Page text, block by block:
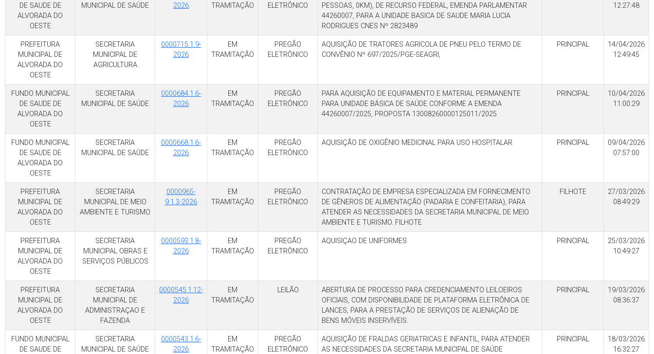
DE SAUDE DE
ALVORADA DO
OESTE
MUNICIPAL DE SAÚDE
2026
TRAMITAÇÃO
ELETRÔNICO
PESSOAS, 0KM), DE RECURSO FEDERAL, EMENDA PARLAMENTAR
44260007, PARA A UNIDADE BASICA DE SAUDE MARIA LUCIA
RODRIGUES CNES Nº 2823489
12:27:48
PREFEITURA
MUNICIPAL DE
ALVORADA DO
OESTE
SECRETARIA
MUNICIPAL DE
AGRICULTURA
0000715.1.9-
2026
EM
TRAMITAÇÃO
PREGÃO
ELETRÔNICO
AQUISIÇÃO DE TRATORES AGRICOLA DE PNEU PELO TERMO DE
CONVÊNIO Nº 697/2025/PGE-SEAGRI,
PRINCIPAL
14/04/2026
12:49:45
FUNDO MUNICIPAL
DE SAUDE DE
ALVORADA DO
OESTE
SECRETARIA
MUNICIPAL DE SAÚDE
0000684.1.6-
2026
EM
TRAMITAÇÃO
PREGÃO
ELETRÔNICO
PARA AQUISIÇÃO DE EQUIPAMENTO E MATERIAL PERMANENTE
PARA UNIDADE BÁSICA DE SAÚDE CONFORME A EMENDA
44260007/2025, PROPOSTA 13008260000125011/2025
PRINCIPAL
10/04/2026
11:00:29
FUNDO MUNICIPAL
DE SAUDE DE
ALVORADA DO
OESTE
SECRETARIA
MUNICIPAL DE SAÚDE
0000668.1.6-
2026
EM
TRAMITAÇÃO
PREGÃO
ELETRÔNICO
AQUISIÇÃO DE OXIGÊNIO MEDICINAL PARA USO HOSPITALAR PRINCIPAL
09/04/2026
07:57:00
PREFEITURA
MUNICIPAL DE
ALVORADA DO
OESTE
SECRETARIA
MUNICIPAL DE MEIO
AMBIENTE E TURISMO
0000965-
9.1.3-2026
EM
TRAMITAÇÃO
PREGÃO
ELETRÔNICO
CONTRATAÇÃO DE EMPRESA ESPECIALIZADA EM FORNECIMENTO
DE GÊNEROS DE ALIMENTAÇÃO (PADARIA E CONFEITARIA), PARA
ATENDER AS NECESSIDADES DA SECRETARIA MUNICIPAL DE MEIO
AMBIENTE E TURISMO. FILHOTE
FILHOTE
27/03/2026
08:49:29
PREFEITURA
MUNICIPAL DE
ALVORADA DO
OESTE
SECRETARIA
MUNICIPAL OBRAS E
SERVIÇOS PÚBLICOS
0000593.1.8-
2026
EM
TRAMITAÇÃO
PREGÃO
ELETRÔNICO
AQUISIÇAO DE UNIFORMES PRINCIPAL
25/03/2026
10:49:27
PREFEITURA
MUNICIPAL DE
ALVORADA DO
OESTE
SECRETARIA
MUNICIPAL DE
ADMINISTRAÇAO E
FAZENDA
0000545.1.12-
2026
EM
TRAMITAÇÃO
LEILÃO
ABERTURA DE PROCESSO PARA CREDENCIAMENTO LEILOEIROS
OFICIAIS, COM DISPONIBILIDADE DE PLATAFORMA ELETRÔNICA DE
LANCES, PARA A PRESTAÇÃO DE SERVIÇOS DE ALIENAÇÃO DE
BENS MÓVEIS INSERVÍVEIS.
PRINCIPAL
19/03/2026
08:36:37
FUNDO MUNICIPAL
DE SAUDE DE
SECRETARIA
MUNICIPAL DE SAÚDE
0000543.1.6-
2026
EM
TRAMITAÇÃO
PREGÃO
ELETRÔNICO
AQUISIÇÃO DE FRALDAS GERIATRICAS E INFANTIL, PARA ATENDER
AS NECESSIDADES DA SECRETARIA MUNICIPAL DE SAÚDE
PRINCIPAL
18/03/2026
16:32:27